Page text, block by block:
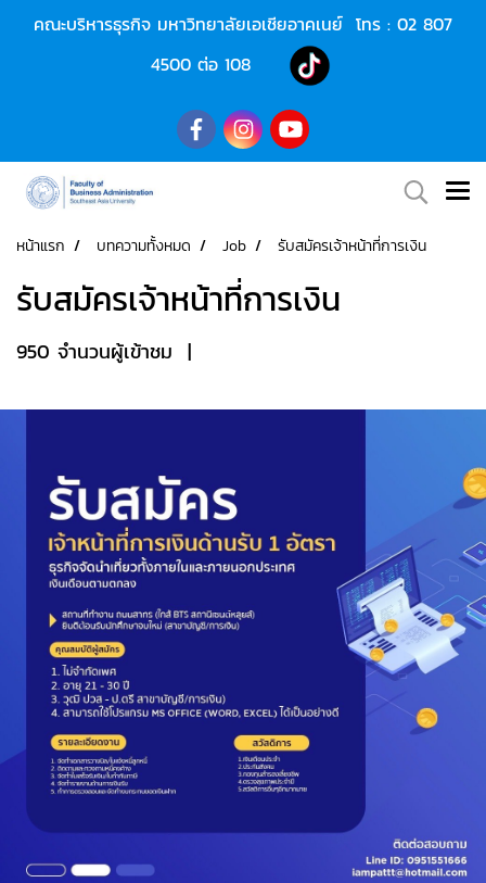
คณะบริหารธุรกิจ มหาวิทยาลัยเอเชียอาคเนย์ โทร : 02 807
4500ต่อ 108
หน้าแรก บทความทั้งหมด Job รับสมัครเจ้าหน้าที่การเงิน
รับสมัครเจ้าหน้าที่การเงิน
950 จำนวนผู้เข้าชม |